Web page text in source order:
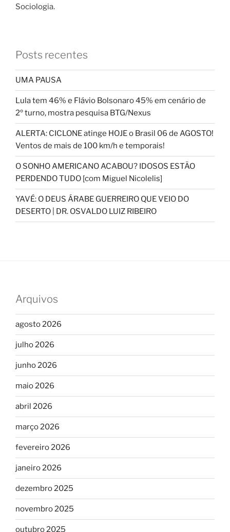
Sociologia.
Posts recentes
UMA PAUSA
Lula tem 46% e Flávio Bolsonaro 45% em cenário de
2º turno, mostra pesquisa BTG/Nexus
ALERTA: CICLONE atinge HOJE o Brasil 06 de AGOSTO!
Ventos de mais de 100 km/h e temporais!
O SONHO AMERICANO ACABOU? IDOSOS ESTÃO
PERDENDO TUDO [com Miguel Nicolelis]
YAVÉ: O DEUS ÁRABE GUERREIRO QUE VEIO DO
DESERTO | DR. OSVALDO LUIZ RIBEIRO
Arquivos
agosto 2026
julho 2026
junho 2026
maio 2026
abril 2026
março 2026
fevereiro 2026
janeiro 2026
dezembro 2025
novembro 2025
outubro 2025